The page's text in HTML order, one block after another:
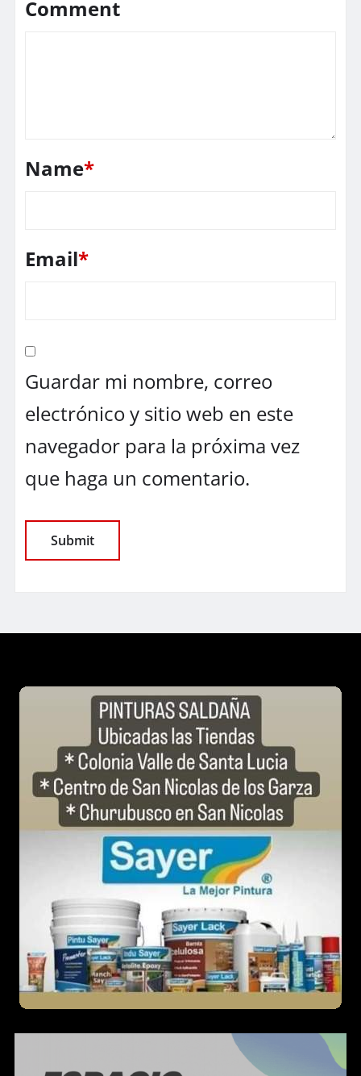
Comment
Name*
Email*
Guardar mi nombre, correo
electrónico y sitio web en este
navegador para la próxima vez
que haga un comentario.